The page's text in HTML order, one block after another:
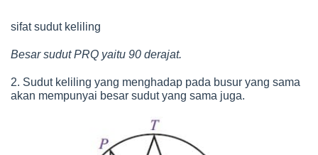
sifat sudut keliling
Besar sudut PRQ yaitu 90 derajat.
2. Sudut keliling yang menghadap pada busur yang sama
akan mempunyai besar sudut yang sama juga.